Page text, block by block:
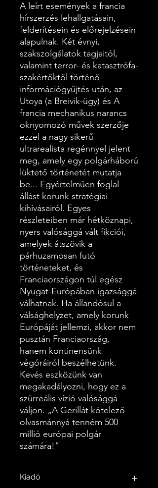
A leírt események a francia
hírszerzés lehallgatásain,
felderítésein és előrejelzésein
alapulnak. Két évnyi,
szakszolgálatok tagjaitól,
valamint terror- és katasztrófa-
szakértőktől történő
információgyűjtés után, az
Utoya (a Breivik-ügy) és A
francia mechanikus narancs
oknyomozó művek szerzője
ezzel a nagy sikerű
ultrarealista regénnyel jelent
meg, amely egy polgárháború
lüktető történetét mutatja
be... Egyértelműen foglal
állást korunk stratégiai
kihívásairól. Egyes
részleteiben már hétköznapi,
nyers valósággá vált fikciói,
amelyek átszövik a
párhuzamosan futó
történeteket, és
Franciaországon túl egész
Nyugat-Európában igazsággá
válhatnak. Ha állandósul a
válsághelyzet, amely korunk
Európáját jellemzi, akkor nem
pusztán Franciaország,
hanem kontinensünk
végóráiról beszélhetünk.
Kevés eszközünk van
megakadályozni, hogy ez a
szürreális vízió valósággá
váljon. „A Gerillát kötelező
olvasmánnyá tenném 500
millió európai polgár
számára!”
Kiadó